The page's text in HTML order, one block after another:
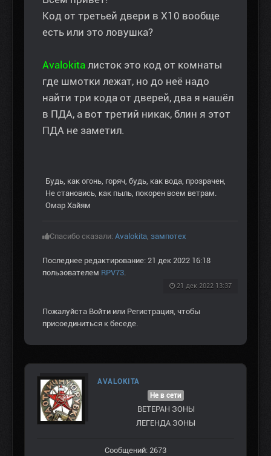
Код от третьей двери в Х10 вообще
есть или это ловушка?
Avalokita листок это код от комнаты
где шмотки лежат, но до неё надо
найти три кода от дверей, два я нашёл
в ПДА, а вот третий никак, блин я этот
ПДА не заметил.
Будь, как огонь, горяч, будь, как вода, прозрачен,
Не становись, как пыль, покорен всем ветрам.
Омар Хайям
Спасибо сказали: Avalokita, зампотех
Последнее редактирование: 21 дек 2022 16:18
пользователем RPV73.
21 дек 2022 13:37
Пожалуйста Войти или Регистрация, чтобы
присоединиться к беседе.
AVALOKITA
Не в сети
ВЕТЕРАН ЗOНЫ
ЛЕГЕНДА ЗОНЫ
Сообщений: 2673